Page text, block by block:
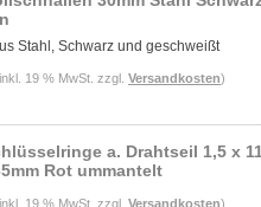
Stahl, Schwarz und geschweißt
19 % MwSt. zzgl. Versandkosten)
a. Drahtseil 1,5 x
Rot ummantelt
19 % MwSt. zzgl. Versandkosten)